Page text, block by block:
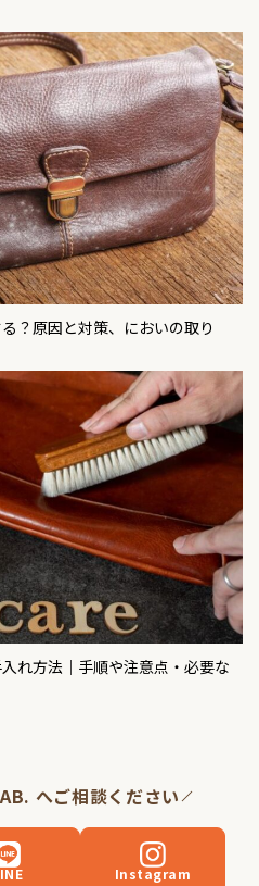
？原因と対策、においの取り
れ方法｜手順や注意点・必要な
へご相談ください
Instagram